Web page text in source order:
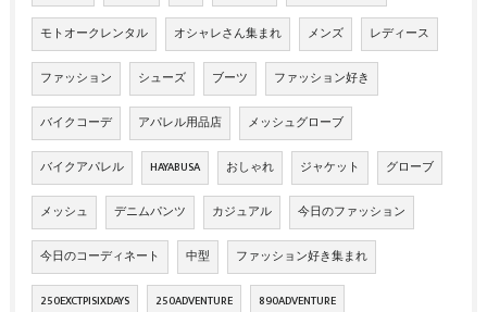
モトオークレンタル オシャレさん集まれ メンズ レディース
ファッション シューズ ブーツ ファッション好き
バイクコーデ アパレル用品店 メッシュグローブ
バイクアパレル HAYABUSA おしゃれ ジャケット グローブ
メッシュ デニムパンツ カジュアル 今日のファッション
今日のコーディネート 中型 ファッション好き集まれ
250EXCTPISIXDAYS 250ADVENTURE 890ADVENTURE